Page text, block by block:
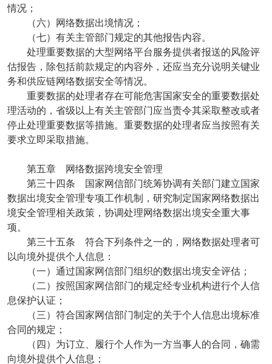
情况；
（六）网络数据出境情况；
（七）有关主管部门规定的其他报告内容。
处理重要数据的大型网络平台服务提供者报送的风险评
估报告，除包括前款规定的内容外，还应当充分说明关键业
务和供应链网络数据安全等情况。
重要数据的处理者存在可能危害国家安全的重要数据处
理活动的，省级以上有关主管部门应当责令其采取整改或者
停止处理重要数据等措施。重要数据的处理者应当按照有关
要求立即采取措施。
第五章 网络数据跨境安全管理
第三十四条 国家网信部门统筹协调有关部门建立国家
数据出境安全管理专项工作机制，研究制定国家网络数据出
境安全管理相关政策，协调处理网络数据出境安全重大事
项。
第三十五条 符合下列条件之一的，网络数据处理者可
以向境外提供个人信息：
（一）通过国家网信部门组织的数据出境安全评估；
（二）按照国家网信部门的规定经专业机构进行个人信
息保护认证；
（三）符合国家网信部门制定的关于个人信息出境标准
合同的规定；
（四）为订立、履行个人作为一方当事人的合同，确需
向境外提供个人信息；